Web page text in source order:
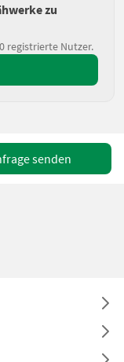
zu
registrierte Nutzer.
senden